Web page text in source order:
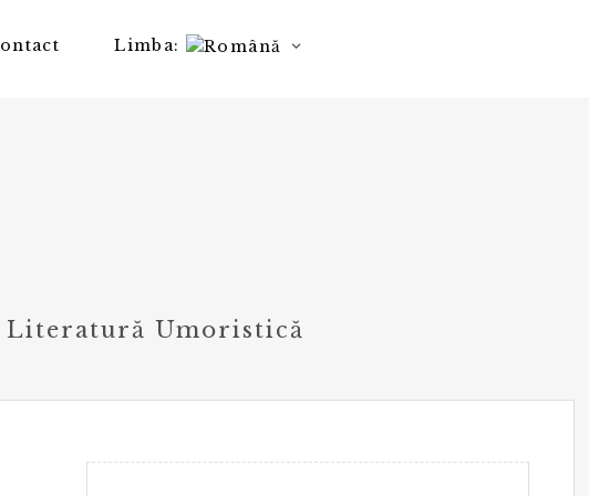
Limba:
Umoristică